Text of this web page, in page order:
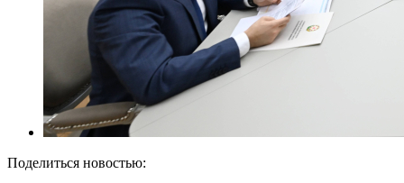
Поделиться новостью: